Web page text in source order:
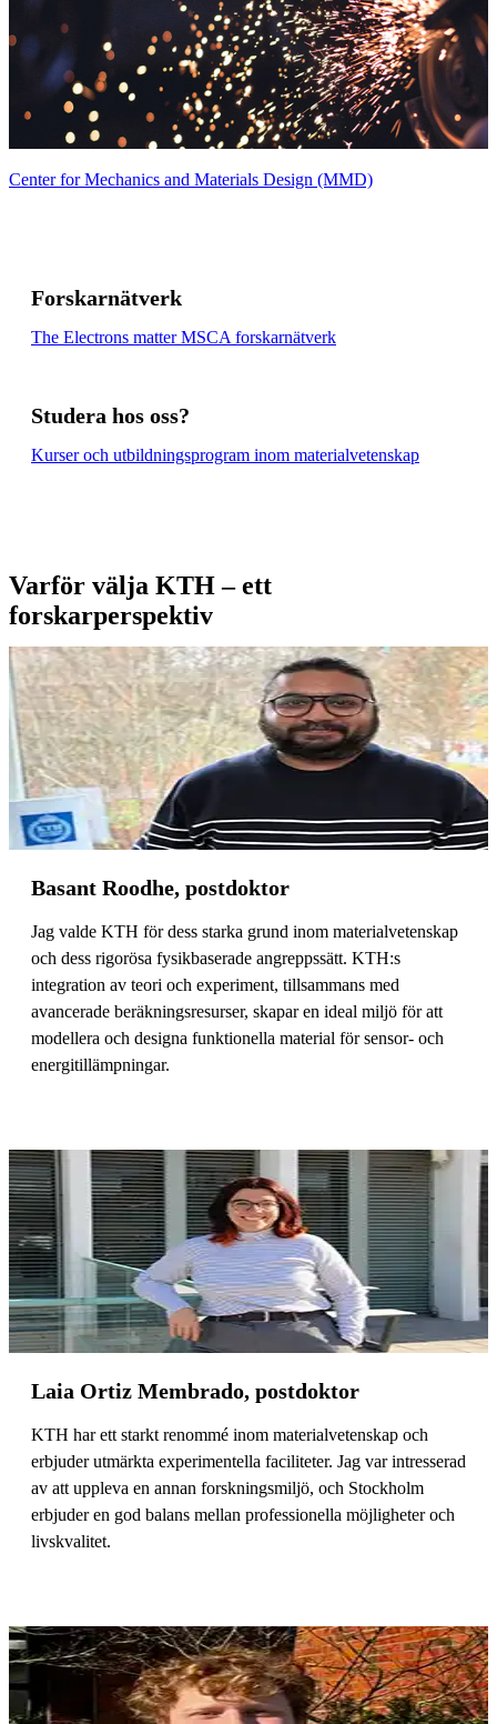
Center for Mechanics and Materials Design (MMD)
Forskarnätverk
The Electrons matter MSCA forskarnätverk
Studera hos oss?
Kurser och utbildningsprogram inom materialvetenskap
Varför välja KTH – ett
forskarperspektiv
Basant Roodhe, postdoktor
Jag valde KTH för dess starka grund inom materialvetenskap
och dess rigorösa fysikbaserade angreppssätt. KTH:s
integration av teori och experiment, tillsammans med
avancerade beräkningsresurser, skapar en ideal miljö för att
modellera och designa funktionella material för sensor- och
energitillämpningar.
Laia Ortiz Membrado, postdoktor
KTH har ett starkt renommé inom materialvetenskap och
erbjuder utmärkta experimentella faciliteter. Jag var intresserad
av att uppleva en annan forskningsmiljö, och Stockholm
erbjuder en god balans mellan professionella möjligheter och
livskvalitet.